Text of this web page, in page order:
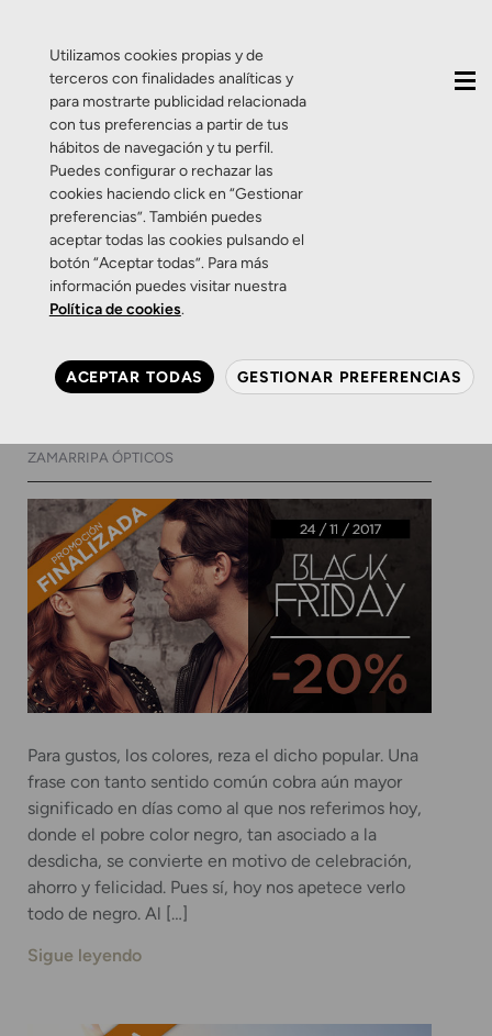
Etiqueta:gafas de sol
de hombre en oferta
Promociones Salud Visual
Black Friday: gafas de sol al
20% de descuento
ZAMARRIPA ÓPTICOS
Para gustos, los colores, reza el dicho popular. Una
frase con tanto sentido común cobra aún mayor
significado en días como al que nos referimos hoy,
donde el pobre color negro, tan asociado a la
desdicha, se convierte en motivo de celebración,
ahorro y felicidad. Pues sí, hoy nos apetece verlo
todo de negro. Al […]
Sigue leyendo
Utilizamos cookies propias y de
terceros con finalidades analíticas y
para mostrarte publicidad relacionada
con tus preferencias a partir de tus
hábitos de navegación y tu perfil.
Puedes configurar o rechazar las
cookies haciendo click en “Gestionar
preferencias”. También puedes
aceptar todas las cookies pulsando el
botón “Aceptar todas”. Para más
información puedes visitar nuestra
Política de cookies.
ACEPTAR TODAS GESTIONAR PREFERENCIAS